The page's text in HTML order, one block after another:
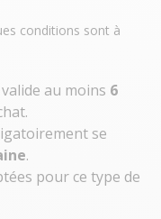
conditions sont à
au moins 6
se
.
pour ce type de